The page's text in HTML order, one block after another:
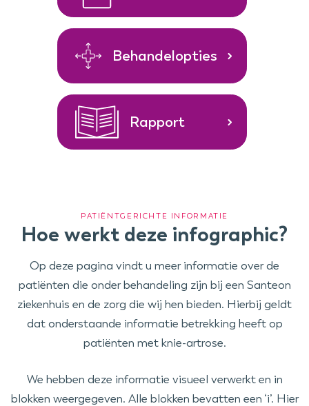
Behandelopties
Rapport
PATIËNTGERICHTE INFORMATIE
Hoe werkt deze infographic?
Op deze pagina vindt u meer informatie over de
patiënten die onder behandeling zijn bij een Santeon
ziekenhuis en de zorg die wij hen bieden. Hierbij geldt
dat onderstaande informatie betrekking heeft op
patiënten met knie-artrose.
We hebben deze informatie visueel verwerkt en in
blokken weergegeven. Alle blokken bevatten een ‘i’. Hier